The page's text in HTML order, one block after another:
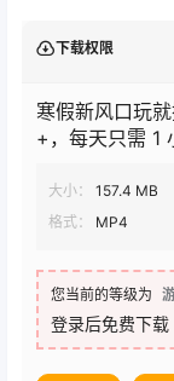
下载权限
寒假新风口玩
+，每天只需 1
大小：
157.4 MB
格式：
MP4
您当前的等级为
登录后免费下载